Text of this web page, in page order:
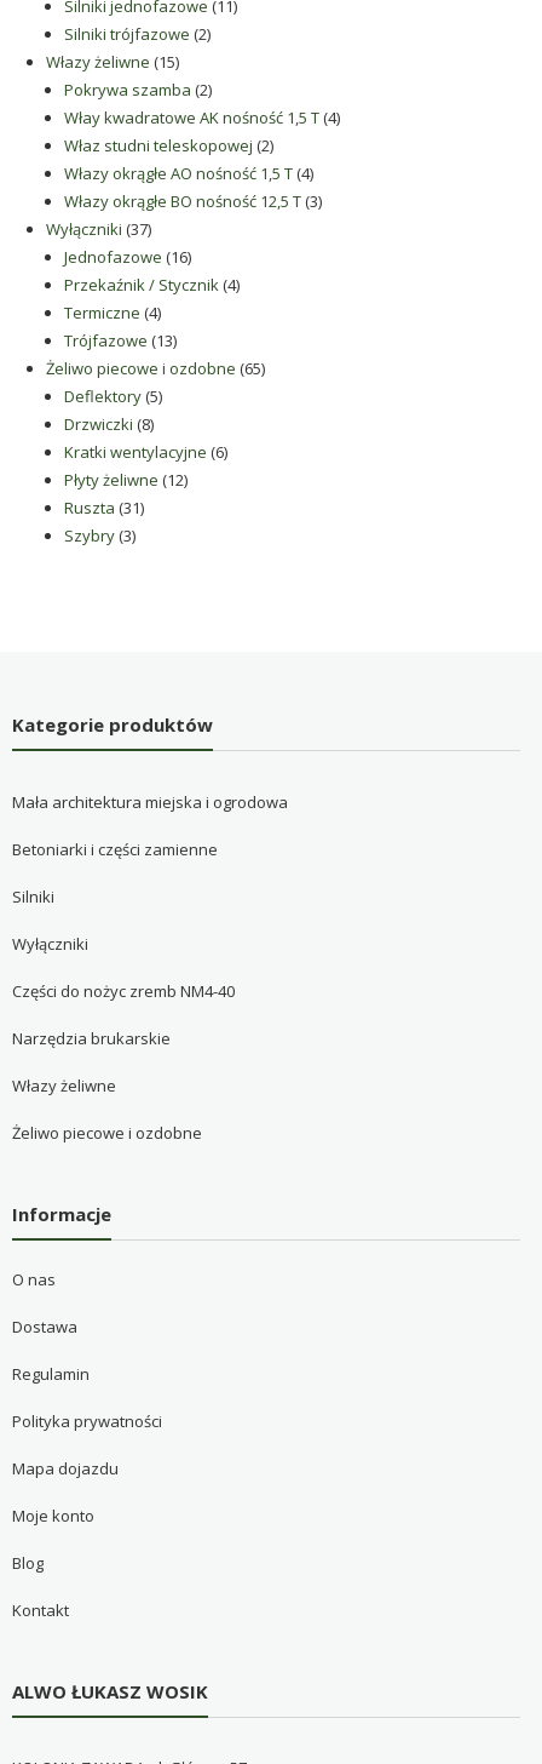
produktów
Silniki jednofazowe 1111
Silniki trójfazowe 22
Włazy żeliwne 1515
produktów
Pokrywa szamba 22
produkty
Włay kwadratowe AK nośność 1,5 T 44
Właz studni teleskopowej 22
produkty
Włazy okrągłe AO nośność 1,5 T 44
produkty
Włazy okrągłe BO nośność 12,5 T 33
Wyłączniki 3737
produktów
Jednofazowe 1616
produktów
Przekaźnik / Stycznik 44
Termiczne 44
produkty
Trójfazowe 1313
produktów
Żeliwo piecowe i ozdobne 6565
Deflektory 55
Drzwiczki 88
produktów
Kratki wentylacyjne 66
Płyty żeliwne 1212
Ruszta 3131
Szybry 33
Kategorie produktów
Mała architektura miejska i ogrodowa
Betoniarki i części zamienne
Silniki
Wyłączniki
Części do nożyc zremb NM4-40
Narzędzia brukarskie
Włazy żeliwne
Żeliwo piecowe i ozdobne
Informacje
O nas
Dostawa
Regulamin
Polityka prywatności
Mapa dojazdu
Moje konto
Blog
Kontakt
ALWO ŁUKASZ WOSIK